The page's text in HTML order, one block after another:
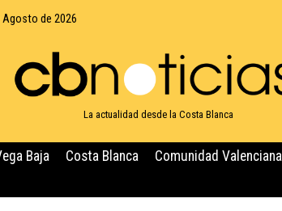
Agosto de 2026
La actualidad desde la Costa Blanca
Baja Costa Blanca Comunidad Valenciana